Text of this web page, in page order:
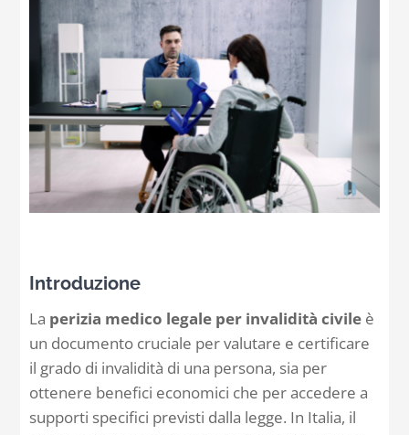
Lavora con noi
Contatti
Carrello
Introduzione
La perizia medico legale per invalidità civile è
un documento cruciale per valutare e certificare
il grado di invalidità di una persona, sia per
ottenere benefici economici che per accedere a
supporti specifici previsti dalla legge. In Italia, il